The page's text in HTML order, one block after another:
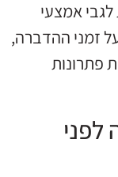
אמצעי
זמני ההדברה,
פתרונות
לפני